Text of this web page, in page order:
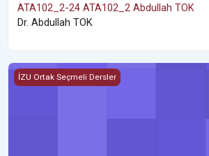
ATA102_2-24 ATA102_2 Abdullah TOK
Dr. Abdullah TOK
ATA102_3-24 ATA102_3 Mehmet Ali BOLAT
İZU Ortak Seçmeli Dersler